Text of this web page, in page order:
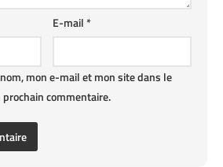
E-mail*
mon e-mail et mon site dans le
commentaire.